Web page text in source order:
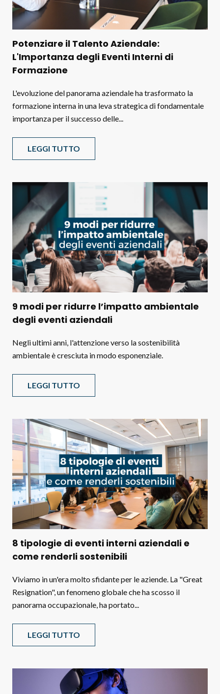
Potenziare il Talento Aziendale:
L'Importanza degli Eventi Interni di
Formazione
L'evoluzione del panorama aziendale ha trasformato la
formazione interna in una leva strategica di fondamentale
importanza per il successo delle...
LEGGI TUTTO
9 modi per ridurre l’impatto ambientale
degli eventi aziendali
Negli ultimi anni, l'attenzione verso la sostenibilità
ambientale è cresciuta in modo esponenziale.
LEGGI TUTTO
8 tipologie di eventi interni aziendali e
come renderli sostenibili
Viviamo in un'era molto sfidante per le aziende. La "Great
Resignation", un fenomeno globale che ha scosso il
panorama occupazionale, ha portato...
LEGGI TUTTO